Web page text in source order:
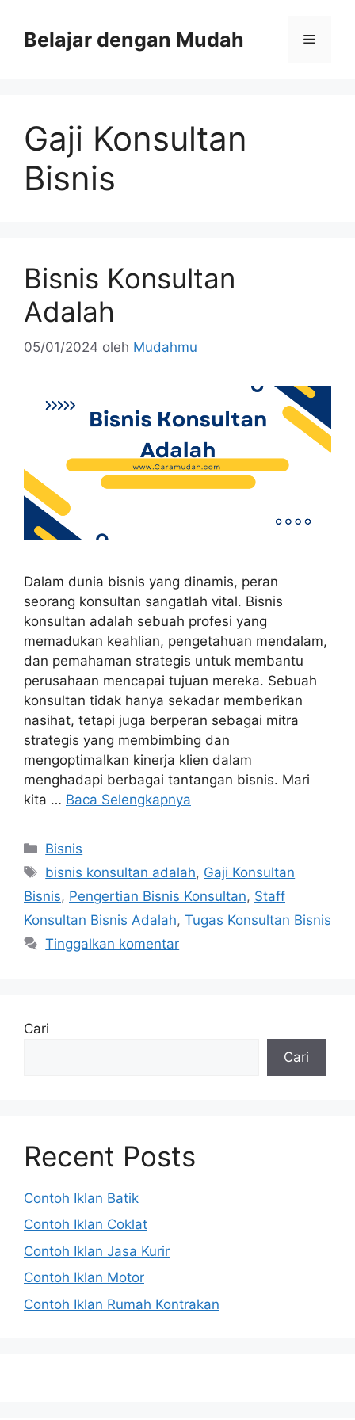
Belajar dengan Mudah
Gaji Konsultan
Bisnis
Bisnis Konsultan
Adalah
05/01/2024 oleh Mudahmu
Dalam dunia bisnis yang dinamis, peran
seorang konsultan sangatlah vital. Bisnis
konsultan adalah sebuah profesi yang
memadukan keahlian, pengetahuan mendalam,
dan pemahaman strategis untuk membantu
perusahaan mencapai tujuan mereka. Sebuah
konsultan tidak hanya sekadar memberikan
nasihat, tetapi juga berperan sebagai mitra
strategis yang membimbing dan
mengoptimalkan kinerja klien dalam
menghadapi berbagai tantangan bisnis. Mari
kita … Baca Selengkapnya
Bisnis
bisnis konsultan adalah, Gaji Konsultan
Bisnis, Pengertian Bisnis Konsultan, Staff
Konsultan Bisnis Adalah, Tugas Konsultan Bisnis
Tinggalkan komentar
Cari
Cari
Recent Posts
Contoh Iklan Batik
Contoh Iklan Coklat
Contoh Iklan Jasa Kurir
Contoh Iklan Motor
Contoh Iklan Rumah Kontrakan